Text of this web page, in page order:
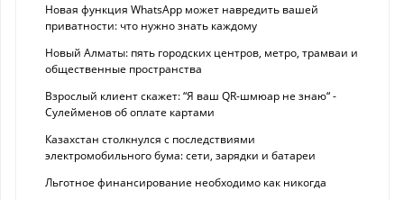
Новая функция WhatsApp может навредить вашей
приватности: что нужно знать каждому
Новый Алматы: пять городских центров, метро, трамваи и
общественные пространства
Взрослый клиент скажет: “Я ваш QR-шмюар не знаю“ -
Сулейменов об оплате картами
Казахстан столкнулся с последствиями
электромобильного бума: сети, зарядки и батареи
Льготное финансирование необходимо как никогда